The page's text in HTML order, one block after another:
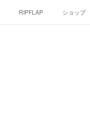
RIPFLAP ショップ